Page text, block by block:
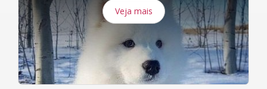
Veja mais